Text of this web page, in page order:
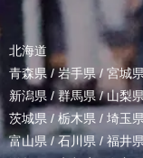
北海道
青森県 / 岩手県/ 宮城
新潟県 /群馬県/山梨
茨城県 / 栃木県 / 埼玉
富山県 /石川県/福井